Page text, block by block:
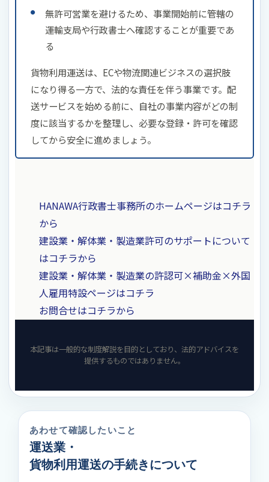
無許可営業を避けるため、事業開始前に管轄の
運輸支局や行政書士へ確認することが重要であ
る
貨物利用運送は、ECや物流関連ビジネスの選択肢
になり得る一方で、法的な責任を伴う事業です。配
送サービスを始める前に、自社の事業内容がどの制
度に該当するかを整理し、必要な登録・許可を確認
してから安全に進めましょう。
HANAWA行政書士事務所のホームページはコチラ
から
建設業・解体業・製造業許可のサポートについて
はコチラから
建設業・解体業・製造業の許認可×補助金×外国
人雇用特設ページはコチラ
お問合せはコチラから
本記事は一般的な制度解説を目的としており、法的アドバイスを
提供するものではありません。
あわせて確認したいこと
運送業・
貨物利用運送の手続きについて